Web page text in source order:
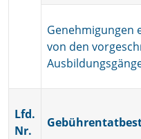
Genehmigungen
von den
Lfd.
Nr.